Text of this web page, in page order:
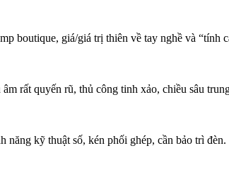
boutique, giá/giá trị thiên về tay nghề và “tính
âm rất quyến rũ, thủ công tinh xảo, chiều sâu
năng kỹ thuật số, kén phối ghép, cần bảo trì đèn.